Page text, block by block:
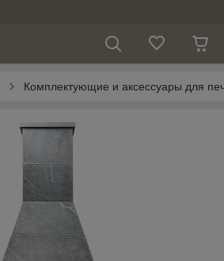
Комплектующие и аксессуары для